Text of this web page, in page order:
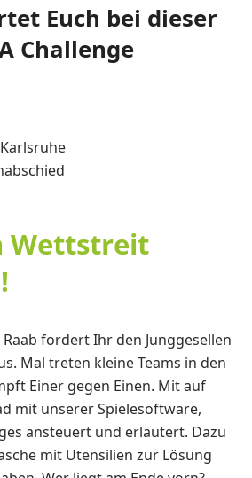
Euch bei dieser
Challenge
Wettstreit
Raab fordert Ihr den Junggesellen
Mal treten kleine Teams in den
Einer gegen Einen. Mit auf
mit unserer Spielesoftware,
ansteuert und erläutert. Dazu
mit Utensilien zur Lösung